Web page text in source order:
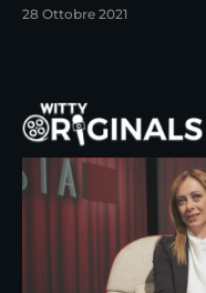
28 Ottobre 2021